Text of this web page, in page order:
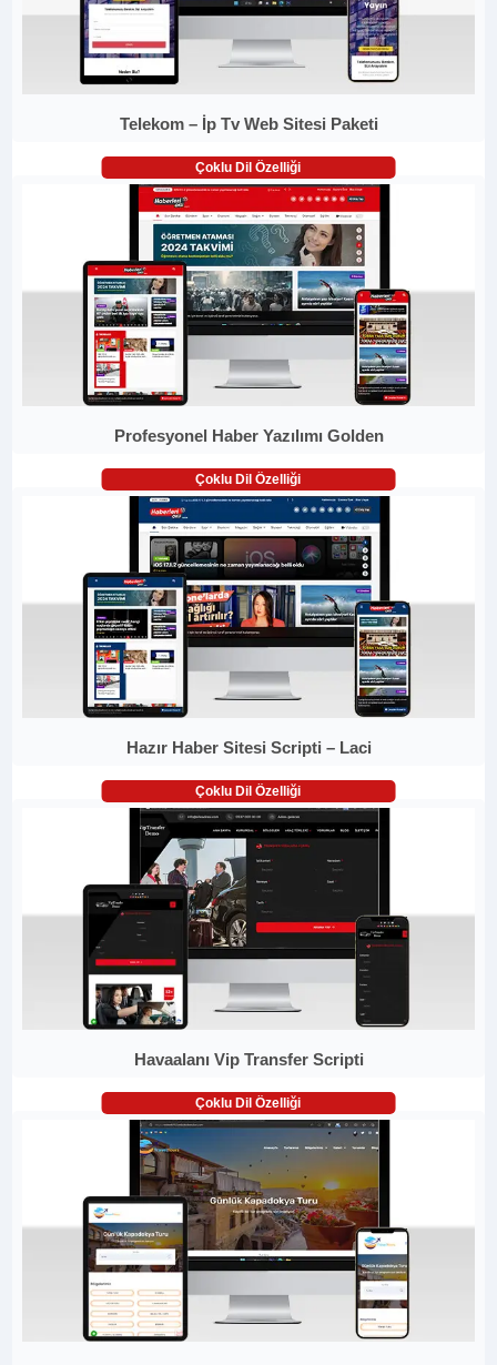
Telekom – İp Tv Web Sitesi Paketi
Çoklu Dil Özelliği
Profesyonel Haber Yazılımı Golden
Çoklu Dil Özelliği
Hazır Haber Sitesi Scripti – Laci
Çoklu Dil Özelliği
Havaalanı Vip Transfer Scripti
Çoklu Dil Özelliği